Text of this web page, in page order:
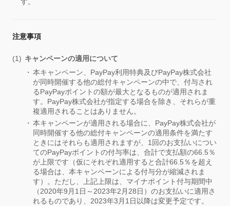
注意事項
キャンペーンの適用について
本キャンペーン、PayPay利用特典及びPayPay株式会社
が同時開催する他の総付キャンペーンの中で、付与され
るPayPayポイントの額が最大となるものが適用されま
す。PayPay株式会社が指定する場合を除き、それらが重
複適用されることはありません。
本キャンペーンが適用される場合に、PayPay株式会社が
同時開催する他の総付キャンペーンの適用条件を満たす
ときにはそれらも適用されますが、1回のお支払いについ
てのPayPayポイントの付与率は、合計で支払額の66.5％
が上限です（仮にそれぞれ適用すると合計66.5％を超え
る場合は、本キャンペーンによる付与分が縮減されま
す）。ただし、上記上限は、マイナポイント付与期間中
（2020年9月1日～2023年2月28日）のお支払いに適用さ
れるものであり、2023年3月1日以降は変更予定です。